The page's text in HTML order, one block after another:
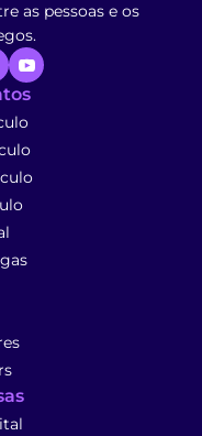
as pessoas e os